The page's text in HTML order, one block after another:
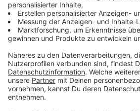
aufnehmen.
Anzeige
Anzeige